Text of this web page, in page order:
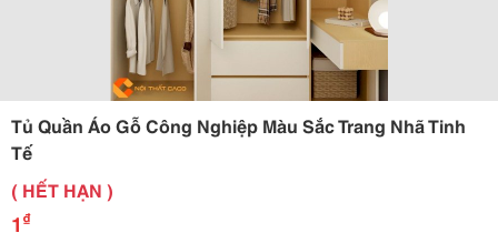
Tủ Quần Áo Gỗ Công Nghiệp Màu Sắc Trang Nhã Tinh
Tế
( HẾT HẠN )
1 ₫